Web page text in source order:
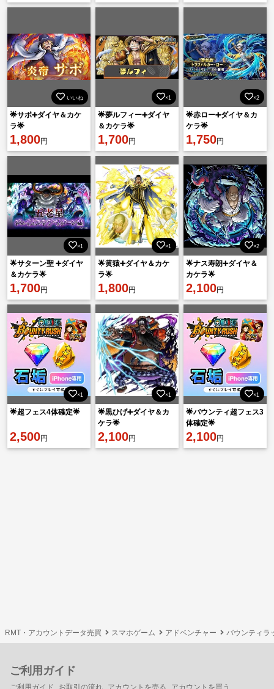
いいね
🌟サボ➕ダイヤ＆カケ
ラ🌟
1,800円
×1
🌟夢ルフィー➕ダイヤ
＆カケラ🌟
1,700円
×2
🌟赤ロー➕ダイヤ＆カ
ケラ🌟
1,750円
×1
🌟サターン聖 ➕ダイヤ
＆カケラ🌟
1,700円
×1
🌟黄猿➕ダイヤ＆カケ
ラ🌟
1,800円
×2
🌟ナス寿朗➕ダイヤ＆
カケラ🌟
2,100円
×1
🌟超フェス4体確定🌟
2,500円
×1
🌟黒ひげ➕ダイヤ＆カ
ケラ🌟
2,100円
×1
🌟バウンティ超フェス3
体確定🌟
2,100円
RMT・アカウントデータ売買 スマホゲーム アドベンチャー バウンティラ
ご利用ガイド